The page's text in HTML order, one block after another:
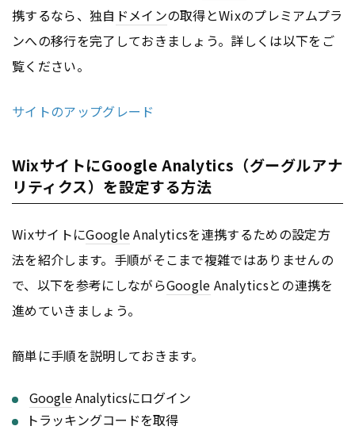
携するなら、独自 ドメインの取得とWixのプレミアムプラ
ンへの移行を完了しておきましょう。詳しくは以下をご
覧ください。
サイトのアップグレード
WixサイトにGoogle Analytics（グーグルアナ
リティクス）を設定する方法
WixサイトにGoogleAnalyticsを連携するための設定方
法を紹介します。手順がそこまで複雑ではありませんの
で、以下を参考にしながらGoogle Analyticsとの連携を
進めていきましょう。
簡単に手順を説明しておきます。
GoogleAnalyticsにログイン
トラッキングコードを取得